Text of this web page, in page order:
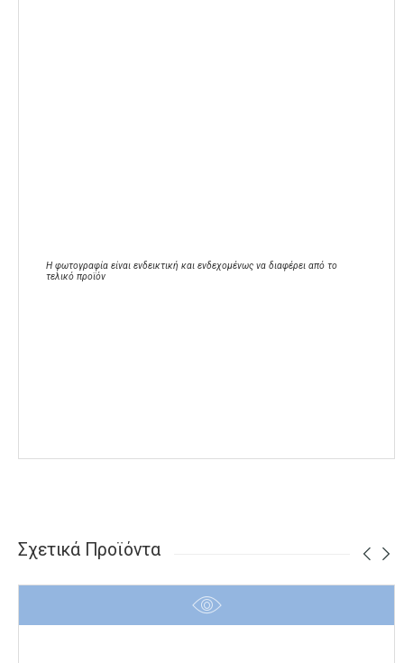
Η φωτογραφία είναι ενδεικτική και ενδεχομένως να διαφέρει από το
τελικό προϊόν
Σχετικά Προϊόντα